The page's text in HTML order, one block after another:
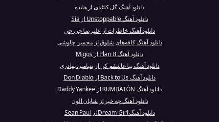
دانلود آهنگ گل کاغذی از هایده
دانلود آهنگ Unstoppable از Sia
دانلود آهنگ خاطرات از علیرضا جی جی
دانلود آهنگ کافه‌های شلوق از محسن چاوشی
دانلود آهنگ Plan B از Migos
دانلود آهنگ بیا عاشقم کن از بنیامین بهادری
دانلود آهنگ Back to Us از Don Diablo
دانلود آهنگ RUMBATÓN از Daddy Yankee
دانلود آهنگ چه خبر از شایان الون
دانلود آهنگ Dream Girl از Sean Paul